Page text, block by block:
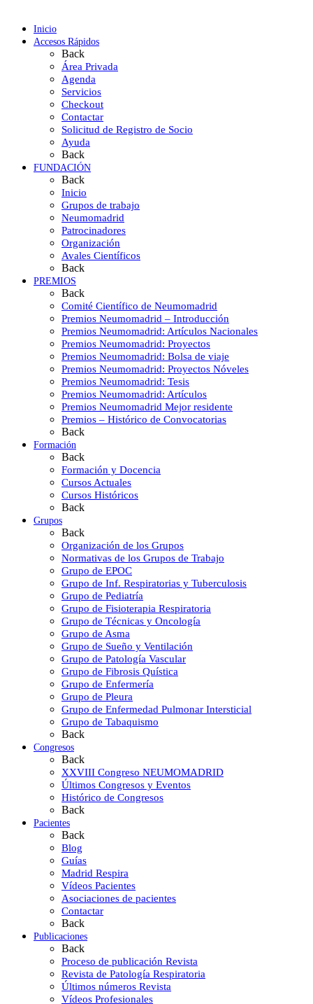
Inicio
Accesos Rápidos
Back
Área Privada
Agenda
Servicios
Checkout
Contactar
Solicitud de Registro de Socio
Ayuda
Back
FUNDACIÓN
Back
Inicio
Grupos de trabajo
Neumomadrid
Patrocinadores
Organización
Avales Científicos
Back
PREMIOS
Back
Comité Científico de Neumomadrid
Premios Neumomadrid – Introducción
Premios Neumomadrid: Artículos Nacionales
Premios Neumomadrid: Proyectos
Premios Neumomadrid: Bolsa de viaje
Premios Neumomadrid: Proyectos Nóveles
Premios Neumomadrid: Tesis
Premios Neumomadrid: Artículos
Premios Neumomadrid Mejor residente
Premios – Histórico de Convocatorias
Back
Formación
Back
Formación y Docencia
Cursos Actuales
Cursos Históricos
Back
Grupos
Back
Organización de los Grupos
Normativas de los Grupos de Trabajo
Grupo de EPOC
Grupo de Inf. Respiratorias y Tuberculosis
Grupo de Pediatría
Grupo de Fisioterapia Respiratoria
Grupo de Técnicas y Oncología
Grupo de Asma
Grupo de Sueño y Ventilación
Grupo de Patología Vascular
Grupo de Fibrosis Quística
Grupo de Enfermería
Grupo de Pleura
Grupo de Enfermedad Pulmonar Intersticial
Grupo de Tabaquismo
Back
Congresos
Back
XXVIII Congreso NEUMOMADRID
Últimos Congresos y Eventos
Histórico de Congresos
Back
Pacientes
Back
Blog
Guías
Madrid Respira
Vídeos Pacientes
Asociaciones de pacientes
Contactar
Back
Publicaciones
Back
Proceso de publicación Revista
Revista de Patología Respiratoria
Últimos números Revista
Vídeos Profesionales